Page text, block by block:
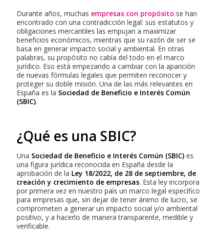
Durante años, muchas empresas con propósito se han
encontrado con una contradicción legal: sus estatutos y
obligaciones mercantiles las empujan a maximizar
beneficios económicos, mientras que su razón de ser se
basa en generar impacto social y ambiental. En otras
palabras, su propósito no cabía del todo en el marco
jurídico. Eso está empezando a cambiar con la aparición
de nuevas fórmulas legales que permiten reconocer y
proteger su doble misión. Una de las más relevantes en
España es la Sociedad de Beneficio e Interés Común
(SBIC).
¿Qué es una SBIC?
Una Sociedad de Beneficio e Interés Común (SBIC)es
una figura jurídica reconocida en España desde la
aprobación de la Ley 18/2022, de 28 de septiembre, de
creación y crecimiento de empresas. Esta ley incorpora
por primera vez en nuestro país un marco legal específico
para empresas que, sin dejar de tener ánimo de lucro, se
comprometen a generar un impacto social y/o ambiental
positivo, y a hacerlo de manera transparente, medible y
verificable.